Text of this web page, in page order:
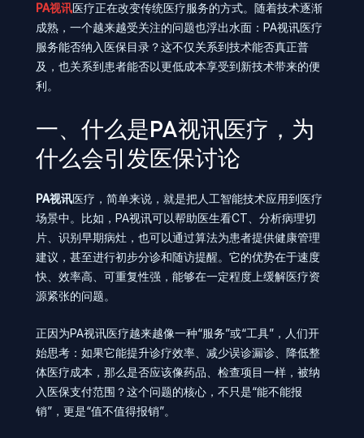
PA视讯医疗正在改变传统医疗服务的方式。随着技术逐渐
成熟，一个越来越受关注的问题也浮出水面：PA视讯医疗
服务能否纳入医保目录？这不仅关系到技术能否真正普
及，也关系到患者能否以更低成本享受到新技术带来的便
利。
一、什么是PA视讯医疗，为
什么会引发医保讨论
PA视讯医疗，简单来说，就是把人工智能技术应用到医疗
场景中。比如，PA视讯可以帮助医生看CT、分析病理切
片、识别早期病灶，也可以通过算法为患者提供健康管理
建议，甚至进行初步分诊和随访提醒。它的优势在于速度
快、效率高、可重复性强，能够在一定程度上缓解医疗资
源紧张的问题。
正因为PA视讯医疗越来越像一种“服务”或“工具”，人们开
始思考：如果它能提升诊疗效率、减少误诊漏诊、降低整
体医疗成本，那么是否应该像药品、检查项目一样，被纳
入医保支付范围？这个问题的核心，不只是“能不能报
销”，更是“值不值得报销”。